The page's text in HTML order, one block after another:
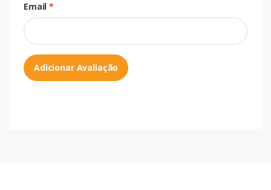
Email*
Adicionar Avaliação